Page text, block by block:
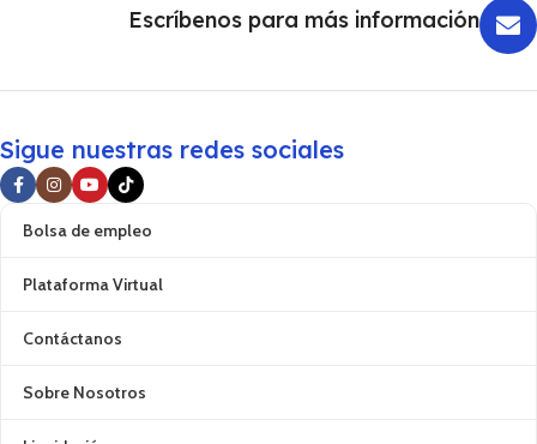
Escríbenos para más información
Sigue nuestras redes sociales
Bolsa de empleo
Plataforma Virtual
Contáctanos
Sobre Nosotros